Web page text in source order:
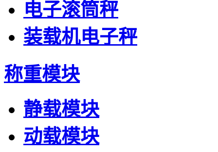
电子滚筒秤
装载机电子秤
称重模块
静载模块
动载模块